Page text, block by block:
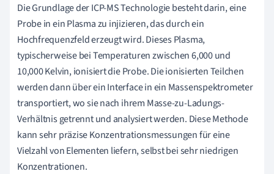
Die Grundlage der ICP-MS Technologie besteht darin, eine
Probe in ein Plasma zu injizieren, das durch ein
Hochfrequenzfeld erzeugt wird. Dieses Plasma,
typischerweise bei Temperaturen zwischen 6,000 und
10,000 Kelvin, ionisiert die Probe. Die ionisierten Teilchen
werden dann über ein Interface in ein Massenspektrometer
transportiert, wo sie nach ihrem Masse-zu-Ladungs-
Verhältnis getrennt und analysiert werden. Diese Methode
kann sehr präzise Konzentrationsmessungen für eine
Vielzahl von Elementen liefern, selbst bei sehr niedrigen
Konzentrationen.